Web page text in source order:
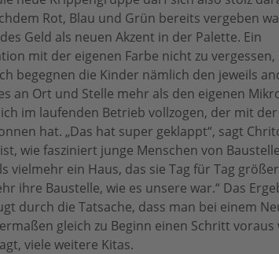
Rot, Blau und Grün bereits vergeben
Geld als neuen Akzent in der Palette. Ein
mit der eigenen Farbe nicht zu vergessen,
begegnen die Kinder nämlich den jeweils
an Ort und Stelle mehr als den eigenen
im laufenden Betrieb vollzogen, der mit der
hat. „Das hat super geklappt“, sagt
wie fasziniert junge Menschen von
ein Haus, das sie Tag für Tag
ihre Baustelle, wie es unsere war.“ Das
durch die Tatsache, dass man bei einem
gleich zu Beginn einen Schritt voraus
viele weitere Kitas.